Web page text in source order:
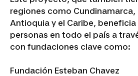
regiones como Cundinamarca,
Antioquia y el Caribe,
personas en todo el país a
con fundaciones clave como:
Fundación Esteban Chavez